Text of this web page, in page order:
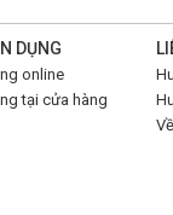
DỤNG
online
tại cửa hàng